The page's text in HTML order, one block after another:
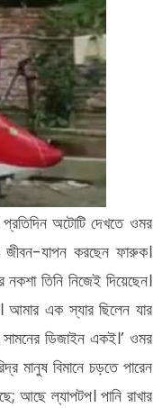
প্রতিদিন অটোটি দেখতে ওমর
যাপন করছেন ফারুক।
তিনি নিজেই দিয়েছেন।
আমার এক স্যার ছিলেন যার
ডিজাইন একই।’ ওমর
মানুষ বিমানে চড়তে পারেন
আছে ল্যাপটপ। পানি রাখার